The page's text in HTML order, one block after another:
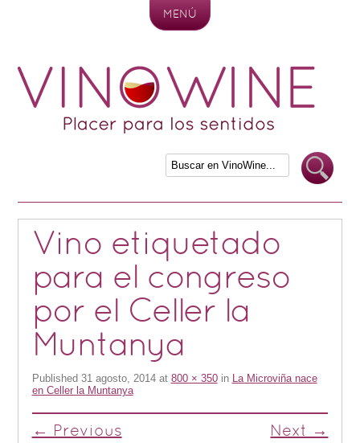
MENÚ
Vino etiquetado
para el congreso
por el Celler la
Muntanya
Published 31 agosto, 2014at 800 × 350in La Microviña nace
en Celler la Muntanya
← Previous Next →